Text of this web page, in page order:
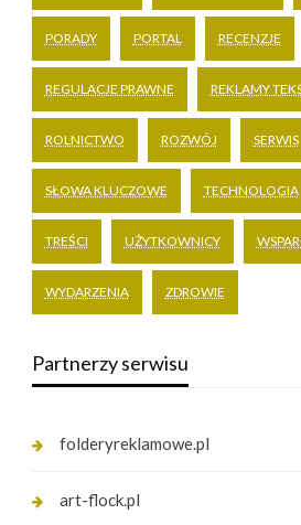
PORADY PORTAL RECENZJE
REGULACJE PRAWNE REKLAMY
ROLNICTWO ROZWÓJ SERWIS
SŁOWA KLUCZOWE TECHNOLOGIA
TREŚCI UŻYTKOWNICY
WYDARZENIA ZDROWIE
Partnerzy serwisu
folderyreklamowe.pl
art-flock.pl